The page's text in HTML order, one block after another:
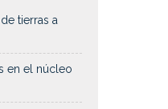
tierras a
en el núcleo